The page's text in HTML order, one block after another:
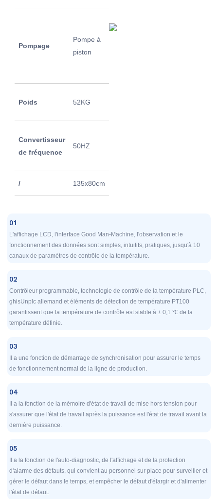
Pompage
Pompe à
piston
Poids 52KG
Convertisseur
de fréquence
50HZ
/ 135x80cm
01
L'affichage LCD, l'interface Good Man-Machine, l'observation et le
fonctionnement des données sont simples, intuitifs, pratiques, jusqu'à 10
canaux de paramètres de contrôle de la température.
02
Contrôleur programmable, technologie de contrôle de la température PLC,
ghisUnplc allemand et éléments de détection de température PT100
garantissent que la température de contrôle est stable à ± 0,1 ℃ de la
température définie.
03
Il a une fonction de démarrage de synchronisation pour assurer le temps
de fonctionnement normal de la ligne de production.
04
Il a la fonction de la mémoire d'état de travail de mise hors tension pour
s'assurer que l'état de travail après la puissance est l'état de travail avant la
dernière puissance.
05
Il a la fonction de l'auto-diagnostic, de l'affichage et de la protection
d'alarme des défauts, qui convient au personnel sur place pour surveiller et
gérer le défaut dans le temps, et empêcher le défaut d'élargir et d'alimenter
l'état de défaut.